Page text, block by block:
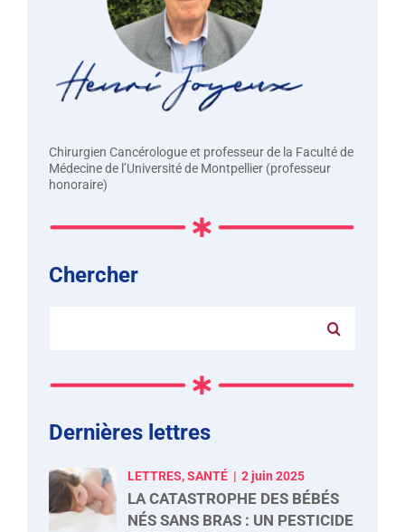
Chirurgien Cancérologue et professeur de la Faculté de
Médecine de l’Université de Montpellier (professeur
honoraire)
Chercher
Dernières lettres
LETTRES, SANTÉ 2 juin 2025
LA CATASTROPHE DES BÉBÉS
NÉS SANS BRAS : UN PESTICIDE